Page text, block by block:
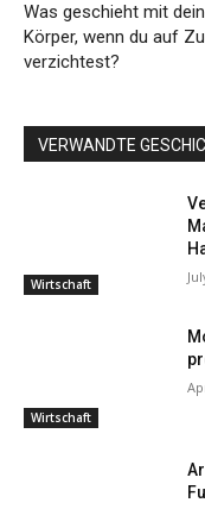
Was geschieht mit
Körper, wenn du auf
verzichtest?
VERWANDTE
Wirtschaft
Wirtschaft